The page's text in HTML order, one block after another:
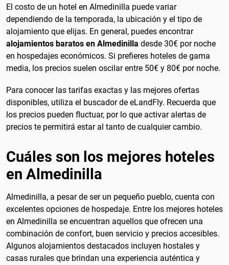
El costo de un hotel en Almedinilla puede variar
dependiendo de la temporada, la ubicación y el tipo de
alojamiento que elijas. En general, puedes encontrar
alojamientos baratos en Almedinilla desde 30€ por noche
en hospedajes económicos. Si prefieres hoteles de gama
media, los precios suelen oscilar entre 50€ y 80€ por noche.
Para conocer las tarifas exactas y las mejores ofertas
disponibles, utiliza el buscador de eLandFly. Recuerda que
los precios pueden fluctuar, por lo que activar alertas de
precios te permitirá estar al tanto de cualquier cambio.
Cuáles son los mejores hoteles
en Almedinilla
Almedinilla, a pesar de ser un pequeño pueblo, cuenta con
excelentes opciones de hospedaje. Entre los mejores hoteles
en Almedinilla se encuentran aquellos que ofrecen una
combinación de confort, buen servicio y precios accesibles.
Algunos alojamientos destacados incluyen hostales y
casas rurales que brindan una experiencia auténtica y